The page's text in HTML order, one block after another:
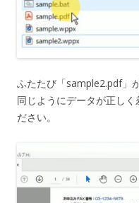
ふたたび「sample2.pdf」
同じようにデータが正し
ださい。